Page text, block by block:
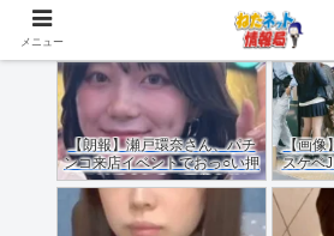
【朗報】瀬戸環奈さん、パチ
ンコ来店イベントでおっ○い押
しつけてくれる（画像あり）
【画像
スケベ
ｗｗ
メニュー